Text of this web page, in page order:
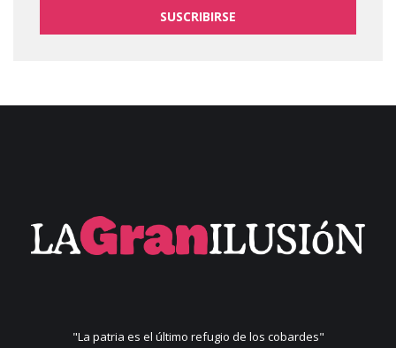
SUSCRIBIRSE
"La patria es el último refugio de los cobardes"